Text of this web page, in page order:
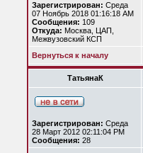
Зарегистрирован: Среда
07 Ноябрь 2018 01:16:18 AM
Сообщения: 109
Откуда: Москва, ЦАП,
Межвузовский КСП
Вернуться к началу
ТатьянаК
Зарегистрирован: Среда
28 Март 2012 02:11:04 PM
Сообщения: 28